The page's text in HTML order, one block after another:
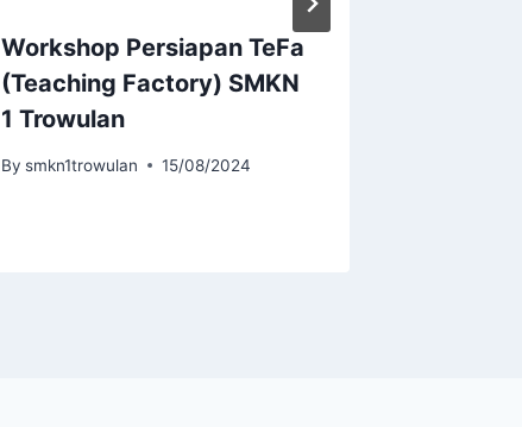
Workshop Persiapan TeFa
(Teaching Factory) SMKN
1 Trowulan
By smkn1trowulan 15/08/2024